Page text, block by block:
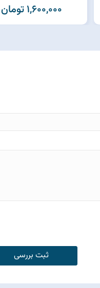
1,600,000 تومان
ثبت بررسی